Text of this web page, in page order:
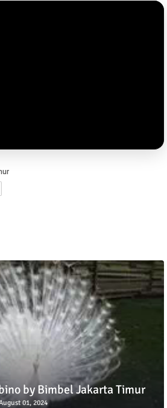
by Bimbel Jakarta Timur
01, 2024